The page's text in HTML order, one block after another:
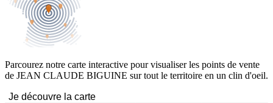
Parcourez notre carte interactive pour visualiser les points de vente
de JEAN CLAUDE BIGUINE sur tout le territoire en un clin d'oeil.
Je découvre la carte